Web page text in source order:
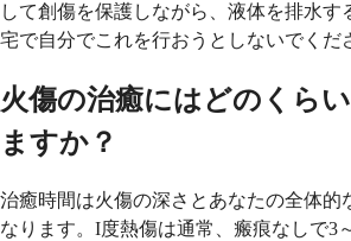
して創傷を保護しながら、液体を排水す
宅で自分でこれを行おうとしないでくだ
火傷の治癒にはどのくら
ますか？
治癒時間は火傷の深さとあなたの全体的
なります。I度熱傷は通常、瘢痕なしで3